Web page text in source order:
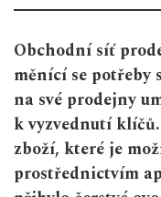
Obchodní síť
měnící se potřeby
na své prodejny
k vyzvednutí
zboží, které je
prostřednictvím